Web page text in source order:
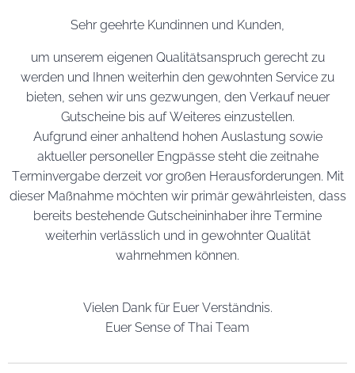
​Sehr geehrte Kundinnen und Kunden,
​um unserem eigenen Qualitätsanspruch gerecht zu
werden und Ihnen weiterhin den gewohnten Service zu
bieten, sehen wir uns gezwungen, den Verkauf neuer
Gutscheine bis auf Weiteres einzustellen.​
Aufgrund einer anhaltend hohen Auslastung sowie
aktueller personeller Engpässe steht die zeitnahe
Terminvergabe derzeit vor großen Herausforderungen. Mit
dieser Maßnahme möchten wir primär gewährleisten, dass
bereits bestehende Gutscheininhaber ihre Termine
weiterhin verlässlich und in gewohnter Qualität
wahrnehmen können.
Vielen Dank für Euer Verständnis.
​Euer Sense of Thai Team